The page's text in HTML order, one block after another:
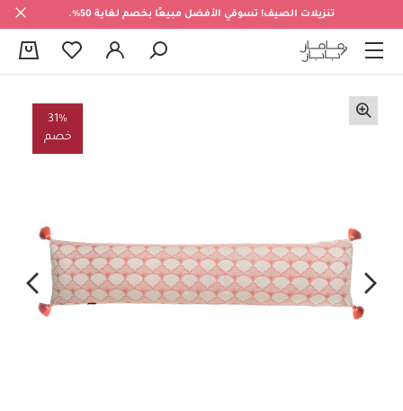
تنزيلات الصيف! تسوقي الأفضل مبيعًا بخصم لغاية 50%.
31%
خصم